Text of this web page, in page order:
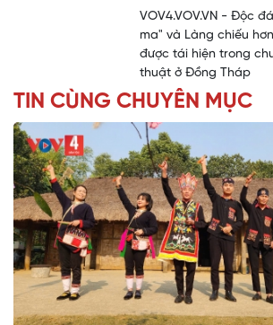
VOV4.VOV.VN - Độc
ma" và Làng chiếu
được tái hiện trong
thuật ở Đồng Tháp
TIN CÙNG CHUYÊN MỤC